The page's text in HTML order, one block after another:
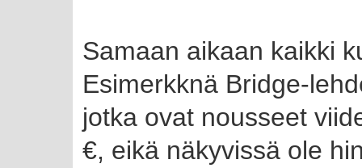
Samaan aikaan kaikki
Esimerkknä Bridge-
jotka ovat nousseet
€, eikä näkyvissä ole